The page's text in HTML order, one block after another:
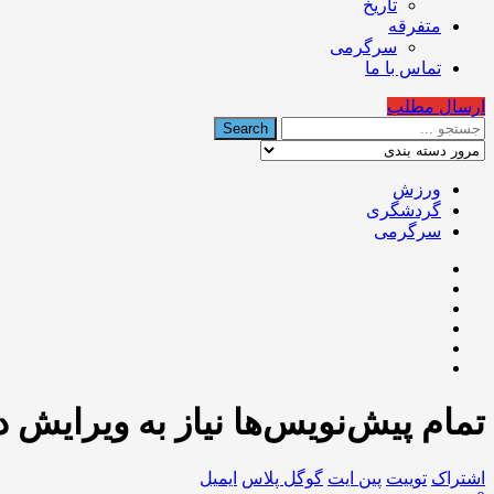
تاریخ
متفرقه
سرگرمی
تماس با ما
ارسال مطلب
ورزش
گردشگری
سرگرمی
تمام پیش‌نویس‌ها نیاز به ویرایش
اشتراک توییت پین ایت گوگل‌ پلاس ایمیل